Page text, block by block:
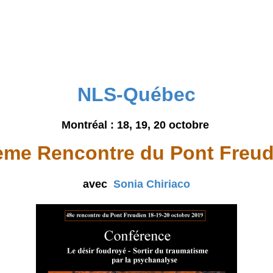
NLS-Québec
Montréal : 18, 19, 20 octobre
Rencontre du Pont
avec Sonia Chiriaco